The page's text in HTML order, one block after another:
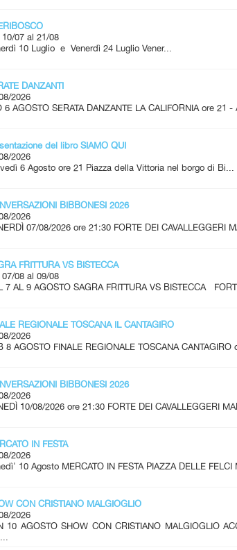
10/07 al 21/08
10 Luglio e Venerdì 24 Luglio Vener...
DANZANTI
2026
6 AGOSTO SERATA DANZANTE LA CALIFORNIA ore 21 -
del libro SIAMO QUI
2026
6 Agosto ore 21 Piazza della Vittoria nel borgo di Bi...
BIBBONESI 2026
2026
07/08/2026 ore 21:30 FORTE DEI CAVALLEGGERI
FRITTURA VS BISTECCA
07/08 al 09/08
7 AL 9 AGOSTO SAGRA FRITTURA VS BISTECCA
REGIONALE TOSCANA IL CANTAGIRO
2026
8 AGOSTO FINALE REGIONALE TOSCANA CANTAGIRO
BIBBONESI 2026
2026
10/08/2026 ore 21:30 FORTE DEI CAVALLEGGERI
IN FESTA
2026
10 Agosto MERCATO IN FESTA PIAZZA DELLE FELCI
CON CRISTIANO MALGIOGLIO
2026
10 AGOSTO SHOW CON CRISTIANO MALGIOGLIO